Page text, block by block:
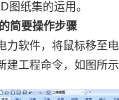
图纸集的运用。
简要操作步骤
力软件，将鼠标移至
工程命令，如图所示